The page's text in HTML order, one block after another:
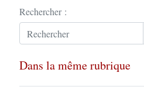
Rechercher :
Dans la même rubrique